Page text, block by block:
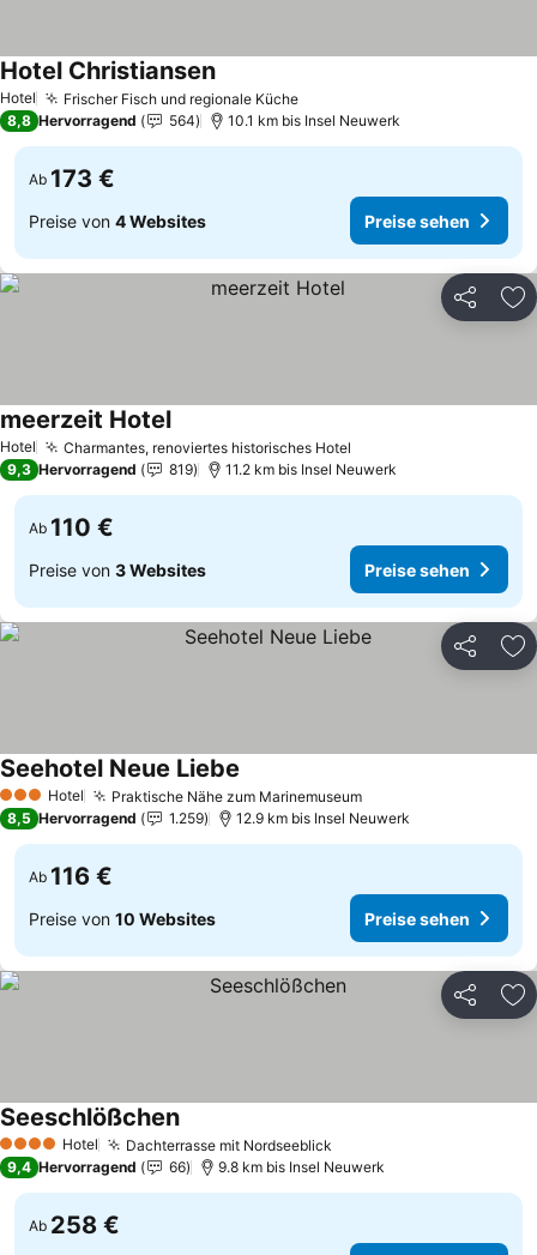
Hotel Frischer Fisch und regionale KüchePreise sehen
Hotel ChristiansenPreise sehen
8,8 Hervorragend 564 10.1 km bis Insel Neuwerk
Ab 173 €
Preise von 4 Websites Preise sehen
Teilen
Hotel Charmantes, renoviertes historisches Hotel
meerzeit HotelPreise sehen
9,3 Hervorragend 819 11.2 km bis Insel Neuwerk
Ab 110 €
Preise von 3 Websites Preise sehen
Teilen
3 SterneHotel Praktische Nähe zum MarinemuseumPreise sehen
Seehotel Neue Liebe
8,5 Hervorragend 1.259 12.9 km bis Insel Neuwerk
Ab 116 €
Preise von 10 Websites Preise sehen
Teilen
4 Sterne Hotel Dachterrasse mit Nordseeblick
SeeschlößchenPreise sehen
9,4 Hervorragend 66 9.8 km bis Insel Neuwerk
Ab 258 €